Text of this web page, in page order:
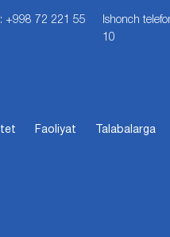
+998 72 221 55
Ishonch
10
Faoliyat Talabalarga